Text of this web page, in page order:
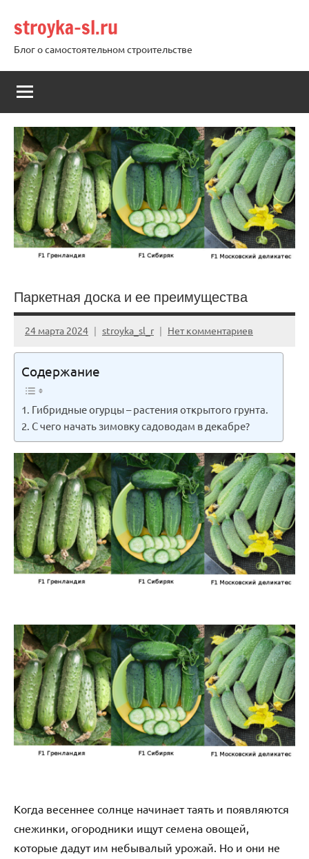
содержимому
stroyka-sl.ru
Блог о самостоятельном строительстве
Паркетная доска и ее преимущества
24 марта 2024 stroyka_sl_r Нет комментариев
Содержание
Гибридные огурцы – растения открытого грунта.
С чего начать зимовку садоводам в декабре?
Когда весеннее солнце начинает таять и появляются
снежинки, огородники ищут семена овощей,
которые дадут им небывалый урожай. Но и они не